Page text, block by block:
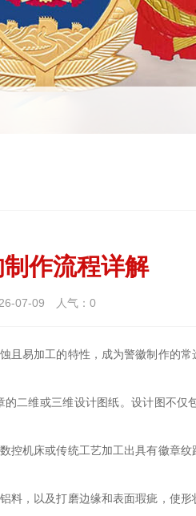
作流程详解
07-09 人气： 0
易加工的特性，成为警徽制作的
二维或三维设计图纸。设计图不
机床或传统工艺加工出具有徽章
，以及打磨边缘和表面瑕疵，使